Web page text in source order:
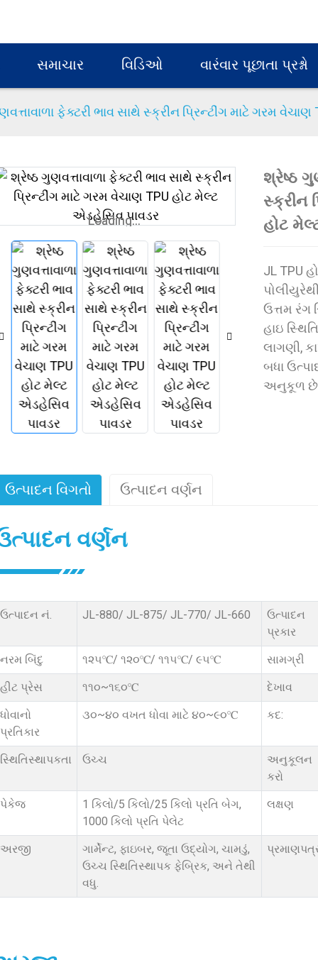
સમાચાર વિડિઓ વારંવાર પૂછાતા પ્રશ્નો
ફેક્ટરી ભાવ સાથે સ્ક્રીન પ્રિન્ટીંગ માટે ગરમ
Loading...
Loading...
શ્રેષ્ઠ
સ્ક્રીન
હોટ
JL TPU
ઉત્તમ રંગ
હાઇ
લાગણી,
બધા
અનુકૂળ છે,
ઉત્પાદન વિગતો ઉત્પાદન વર્ણન
વર્ણન
ઉત્પાદન નં. JL-880/ JL-875/ JL-770/ JL-660
ઉત્પાદન
પ્રકાર
નરમ બિંદુ ૧૨૫℃/ ૧૨૦℃/ ૧૧૫℃/ ૯૫℃ સામગ્રી
હીટ પ્રેસ ૧૧૦~૧૬૦℃ દેખાવ
ધોવાનો
પ્રતિકાર
૩૦~૪૦ વખત ધોવા માટે ૪૦~૯૦℃ કદ:
સ્થિતિસ્થાપકતા ઉચ્ચ
અનુકૂલન
કરો
પેકેજ
1 કિલો/5 કિલો/25 કિલો પ્રતિ બેગ,
1000 કિલો પ્રતિ પેલેટ
લક્ષણ
અરજી
ગાર્મેન્ટ, ફાઇબર, જૂતા ઉદ્યોગ, ચામડું,
ઉચ્ચ સ્થિતિસ્થાપક ફેબ્રિક, અને તેથી
વધુ.